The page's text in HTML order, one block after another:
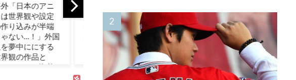
ダ人「お前ら
で異性の服を
たらどう思わ
？」
【GAME】「EA」
の買収と大規模削
減計画が物議！海
外ゲーマー「10年
間ずっと死を願っ
がバカンスに行く
よ【ポーランドボ
ール】
地震寄付
ー反発！
反応）